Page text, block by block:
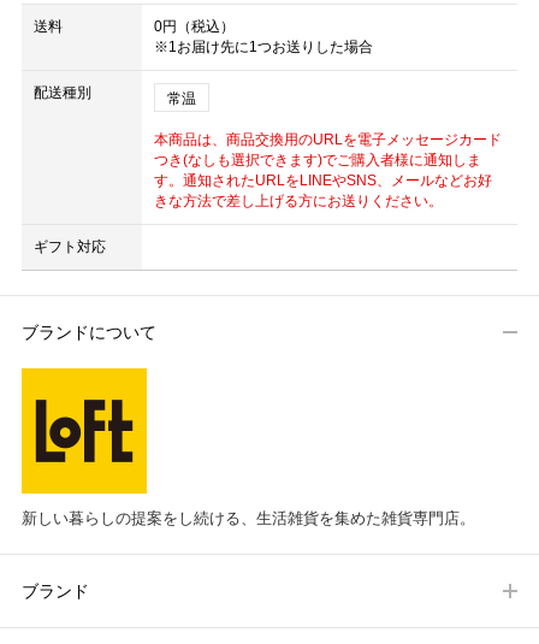
送料
0円（税込）
※1お届け先に1つお送りした場合
配送種別 常温
本商品は、商品交換用のURLを電子メッセージカード
つき(なしも選択できます)でご購入者様に通知しま
す。通知されたURLをLINEやSNS、メールなどお好
きな方法で差し上げる方にお送りください。
ギフト対応
ブランドについて
新しい暮らしの提案をし続ける、生活雑貨を集めた雑貨専門店。
ブランド